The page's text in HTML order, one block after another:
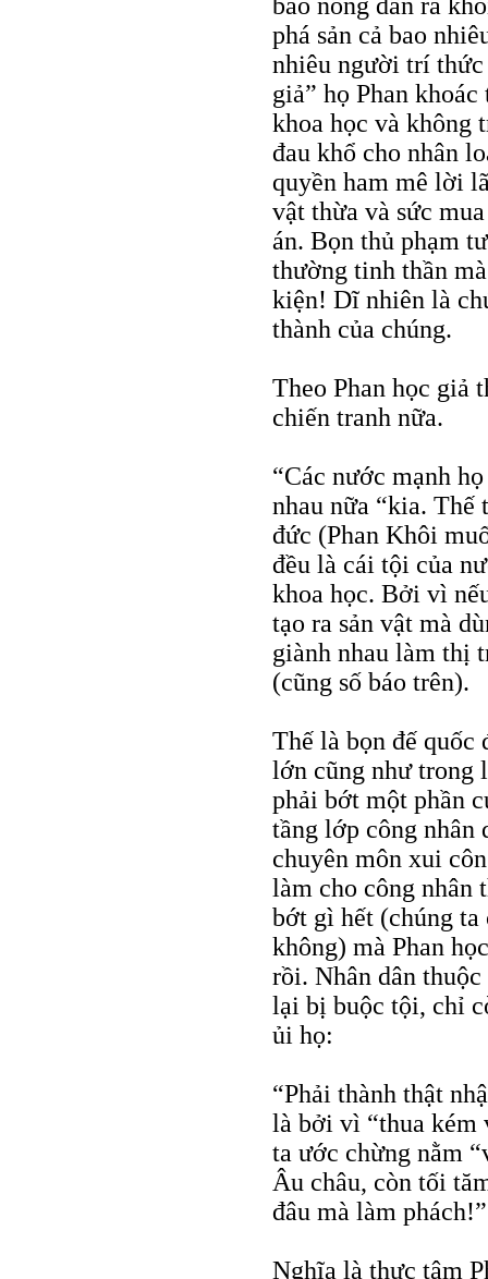
bao nông dân ra
phá sản cả bao
nhiêu người trí
giả” họ Phan
khoa học và không
đau khổ cho nhân
quyền ham mê lời
vật thừa và sức
án. Bọn thủ phạm
thường tinh thần
kiện! Dĩ nhiên là
thành của chúng.
Theo Phan học giả
chiến tranh nữa.
“Các nước mạnh
nhau nữa “kia.
đức (Phan Khôi
đều là cái tội của
khoa học. Bởi vì
tạo ra sản vật mà
giành nhau làm thị
(cũng số báo trên).
Thế là bọn đế
lớn cũng như trong
phải bớt một phần
tầng lớp công nhân
chuyên môn xui
làm cho công nhân
bớt gì hết (chúng
không) mà Phan
rồi. Nhân dân
lại bị buộc tội, chỉ
ủi họ:
“Phải thành thật
là bởi vì “thua kém
ta ước chừng nằm
Âu châu, còn tối
đâu mà làm
Nghĩa là thực tâm